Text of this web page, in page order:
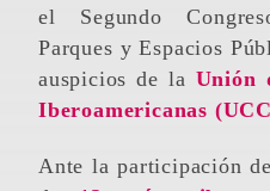
el Segundo
Parques y Espacios
auspicios de la Unión
Iberoamericanas
Ante la participación de directores municipales